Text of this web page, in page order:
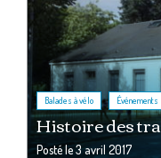
Balades à vélo , Événements
Histoire des
Posté le3 avril 2017